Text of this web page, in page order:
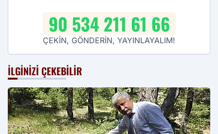
90 534 211 61 66
ÇEKİN, GÖNDERİN, YAYINLAYALIM!
İLGINIZI ÇEKEBILIR